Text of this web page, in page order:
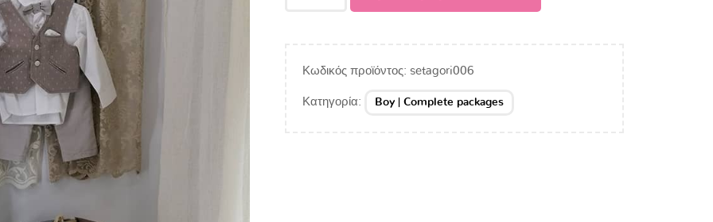
Κωδικός προϊόντος: setagori006
Κατηγορία: Boy | Complete packages